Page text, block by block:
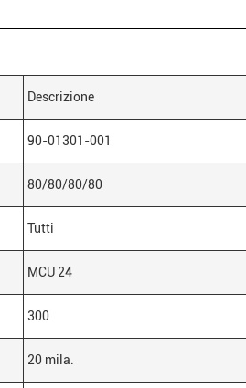
Descrizione
90-01301-001
80/80/80/80
Tutti
MCU 24
300
20 mila.